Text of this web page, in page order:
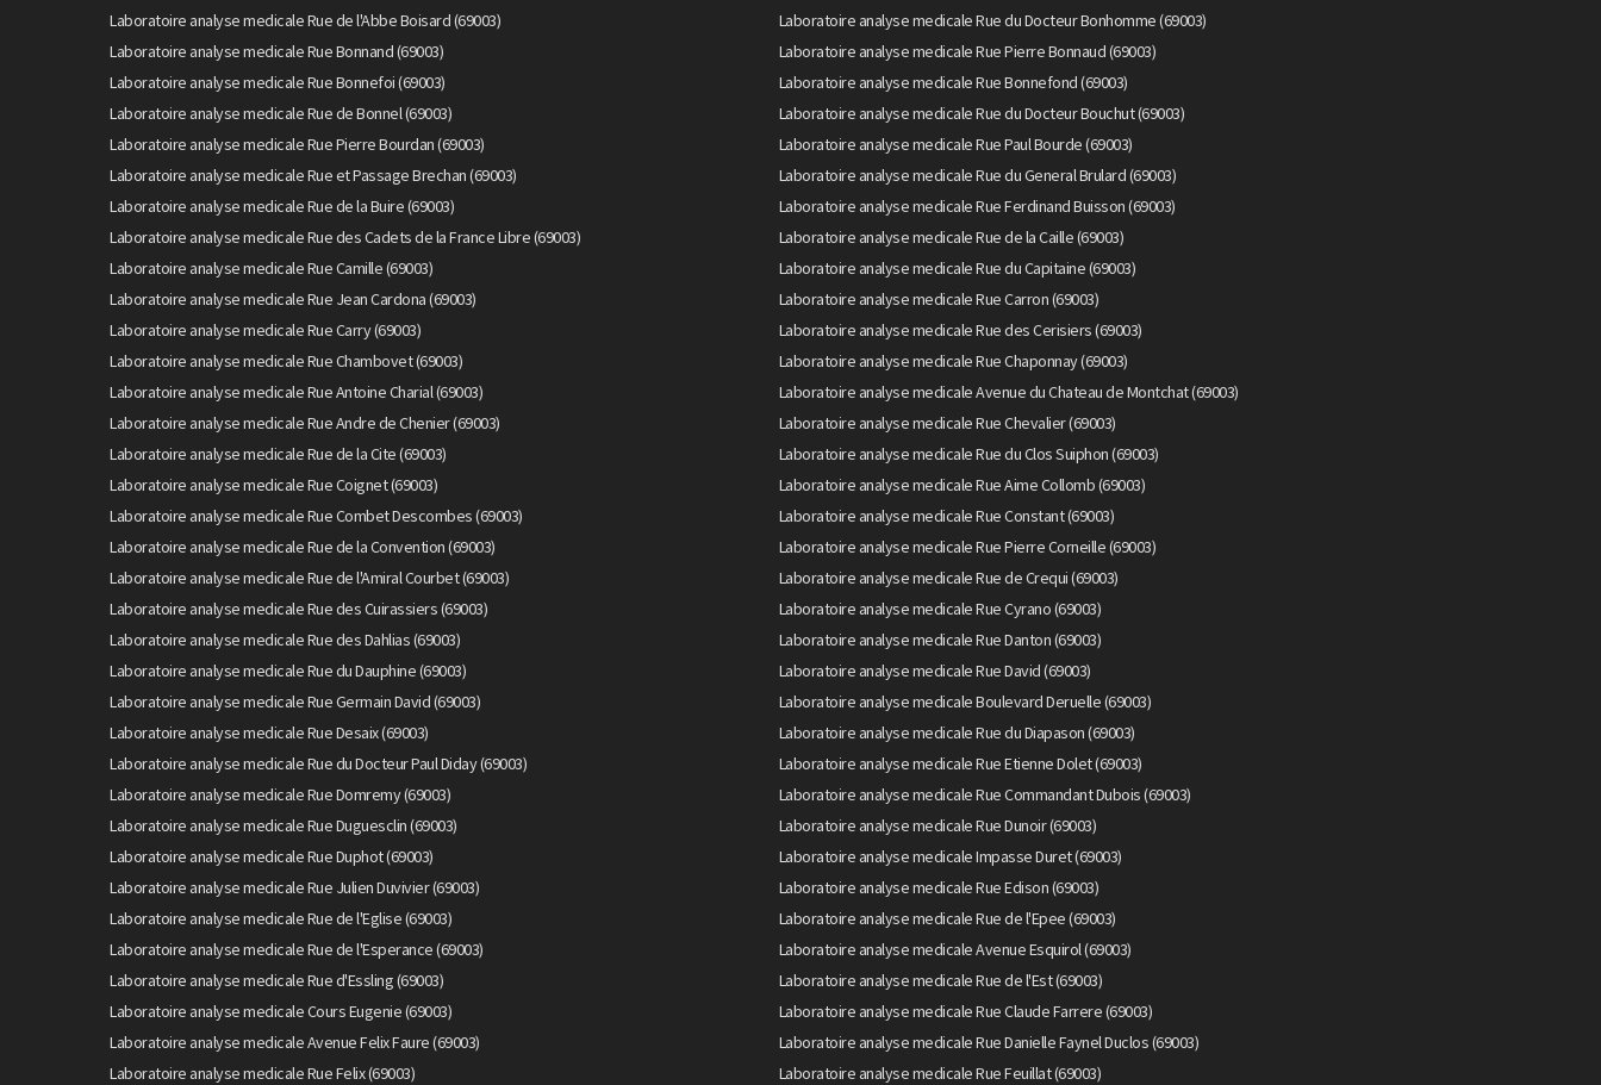
Laboratoire analyse medicale Rue de l'Abbe Boisard (69003)
Laboratoire analyse medicale Rue du Docteur Bonhomme (69003)
Laboratoire analyse medicale Rue Bonnand (69003)
Laboratoire analyse medicale Rue Pierre Bonnaud (69003)
Laboratoire analyse medicale Rue Bonnefoi (69003)
Laboratoire analyse medicale Rue Bonnefond (69003)
Laboratoire analyse medicale Rue de Bonnel (69003)
Laboratoire analyse medicale Rue du Docteur Bouchut (69003)
Laboratoire analyse medicale Rue Pierre Bourdan (69003)
Laboratoire analyse medicale Rue Paul Bourde (69003)
Laboratoire analyse medicale Rue et Passage Brechan (69003)
Laboratoire analyse medicale Rue du General Brulard (69003)
Laboratoire analyse medicale Rue de la Buire (69003)
Laboratoire analyse medicale Rue Ferdinand Buisson (69003)
Laboratoire analyse medicale Rue des Cadets de la France Libre (69003)
Laboratoire analyse medicale Rue de la Caille (69003)
Laboratoire analyse medicale Rue Camille (69003)
Laboratoire analyse medicale Rue du Capitaine (69003)
Laboratoire analyse medicale Rue Jean Cardona (69003)
Laboratoire analyse medicale Rue Carron (69003)
Laboratoire analyse medicale Rue Carry (69003)
Laboratoire analyse medicale Rue des Cerisiers (69003)
Laboratoire analyse medicale Rue Chambovet (69003)
Laboratoire analyse medicale Rue Chaponnay (69003)
Laboratoire analyse medicale Rue Antoine Charial (69003)
Laboratoire analyse medicale Avenue du Chateau de Montchat (69003)
Laboratoire analyse medicale Rue Andre de Chenier (69003)
Laboratoire analyse medicale Rue Chevalier (69003)
Laboratoire analyse medicale Rue de la Cite (69003)
Laboratoire analyse medicale Rue du Clos Suiphon (69003)
Laboratoire analyse medicale Rue Coignet (69003)
Laboratoire analyse medicale Rue Aime Collomb (69003)
Laboratoire analyse medicale Rue Combet Descombes (69003)
Laboratoire analyse medicale Rue Constant (69003)
Laboratoire analyse medicale Rue de la Convention (69003)
Laboratoire analyse medicale Rue Pierre Corneille (69003)
Laboratoire analyse medicale Rue de l'Amiral Courbet (69003)
Laboratoire analyse medicale Rue de Crequi (69003)
Laboratoire analyse medicale Rue des Cuirassiers (69003)
Laboratoire analyse medicale Rue Cyrano (69003)
Laboratoire analyse medicale Rue des Dahlias (69003)
Laboratoire analyse medicale Rue Danton (69003)
Laboratoire analyse medicale Rue du Dauphine (69003)
Laboratoire analyse medicale Rue David (69003)
Laboratoire analyse medicale Rue Germain David (69003)
Laboratoire analyse medicale Boulevard Deruelle (69003)
Laboratoire analyse medicale Rue Desaix (69003)
Laboratoire analyse medicale Rue du Diapason (69003)
Laboratoire analyse medicale Rue du Docteur Paul Diday (69003)
Laboratoire analyse medicale Rue Etienne Dolet (69003)
Laboratoire analyse medicale Rue Domremy (69003)
Laboratoire analyse medicale Rue Commandant Dubois (69003)
Laboratoire analyse medicale Rue Duguesclin (69003)
Laboratoire analyse medicale Rue Dunoir (69003)
Laboratoire analyse medicale Rue Duphot (69003)
Laboratoire analyse medicale Impasse Duret (69003)
Laboratoire analyse medicale Rue Julien Duvivier (69003)
Laboratoire analyse medicale Rue Edison (69003)
Laboratoire analyse medicale Rue de l'Eglise (69003)
Laboratoire analyse medicale Rue de l'Epee (69003)
Laboratoire analyse medicale Rue de l'Esperance (69003)
Laboratoire analyse medicale Avenue Esquirol (69003)
Laboratoire analyse medicale Rue d'Essling (69003)
Laboratoire analyse medicale Rue de l'Est (69003)
Laboratoire analyse medicale Cours Eugenie (69003)
Laboratoire analyse medicale Rue Claude Farrere (69003)
Laboratoire analyse medicale Avenue Felix Faure (69003)
Laboratoire analyse medicale Rue Danielle Faynel Duclos (69003)
Laboratoire analyse medicale Rue Felix (69003)
Laboratoire analyse medicale Rue Feuillat (69003)